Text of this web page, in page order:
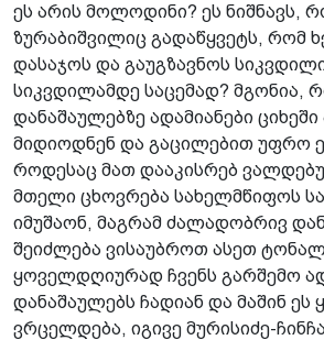
ეს არის მოლოდინი? ეს ნიშნავს,
ზურაბიშვილიც გადაწყვეტს, რომ
დასაჯოს და გაუგზავნოს
სიკვდილამდე საცემად? მგონია,
დანაშაულებზე ადამიანები
მიდიოდნენ და გაცილებით უფრო
როდესაც მათ დააკისრებ
მთელი ცხოვრება სახელმწიფოს
იმუშაონ, მაგრამ ძალადობრივ
შეიძლება ვისაუბროთ ასეთ
ყოველდღიურად ჩვენს გარშემო
დანაშაულებს ჩადიან და მაშინ ეს
ვრცელდება, იგივე მურისიძე-